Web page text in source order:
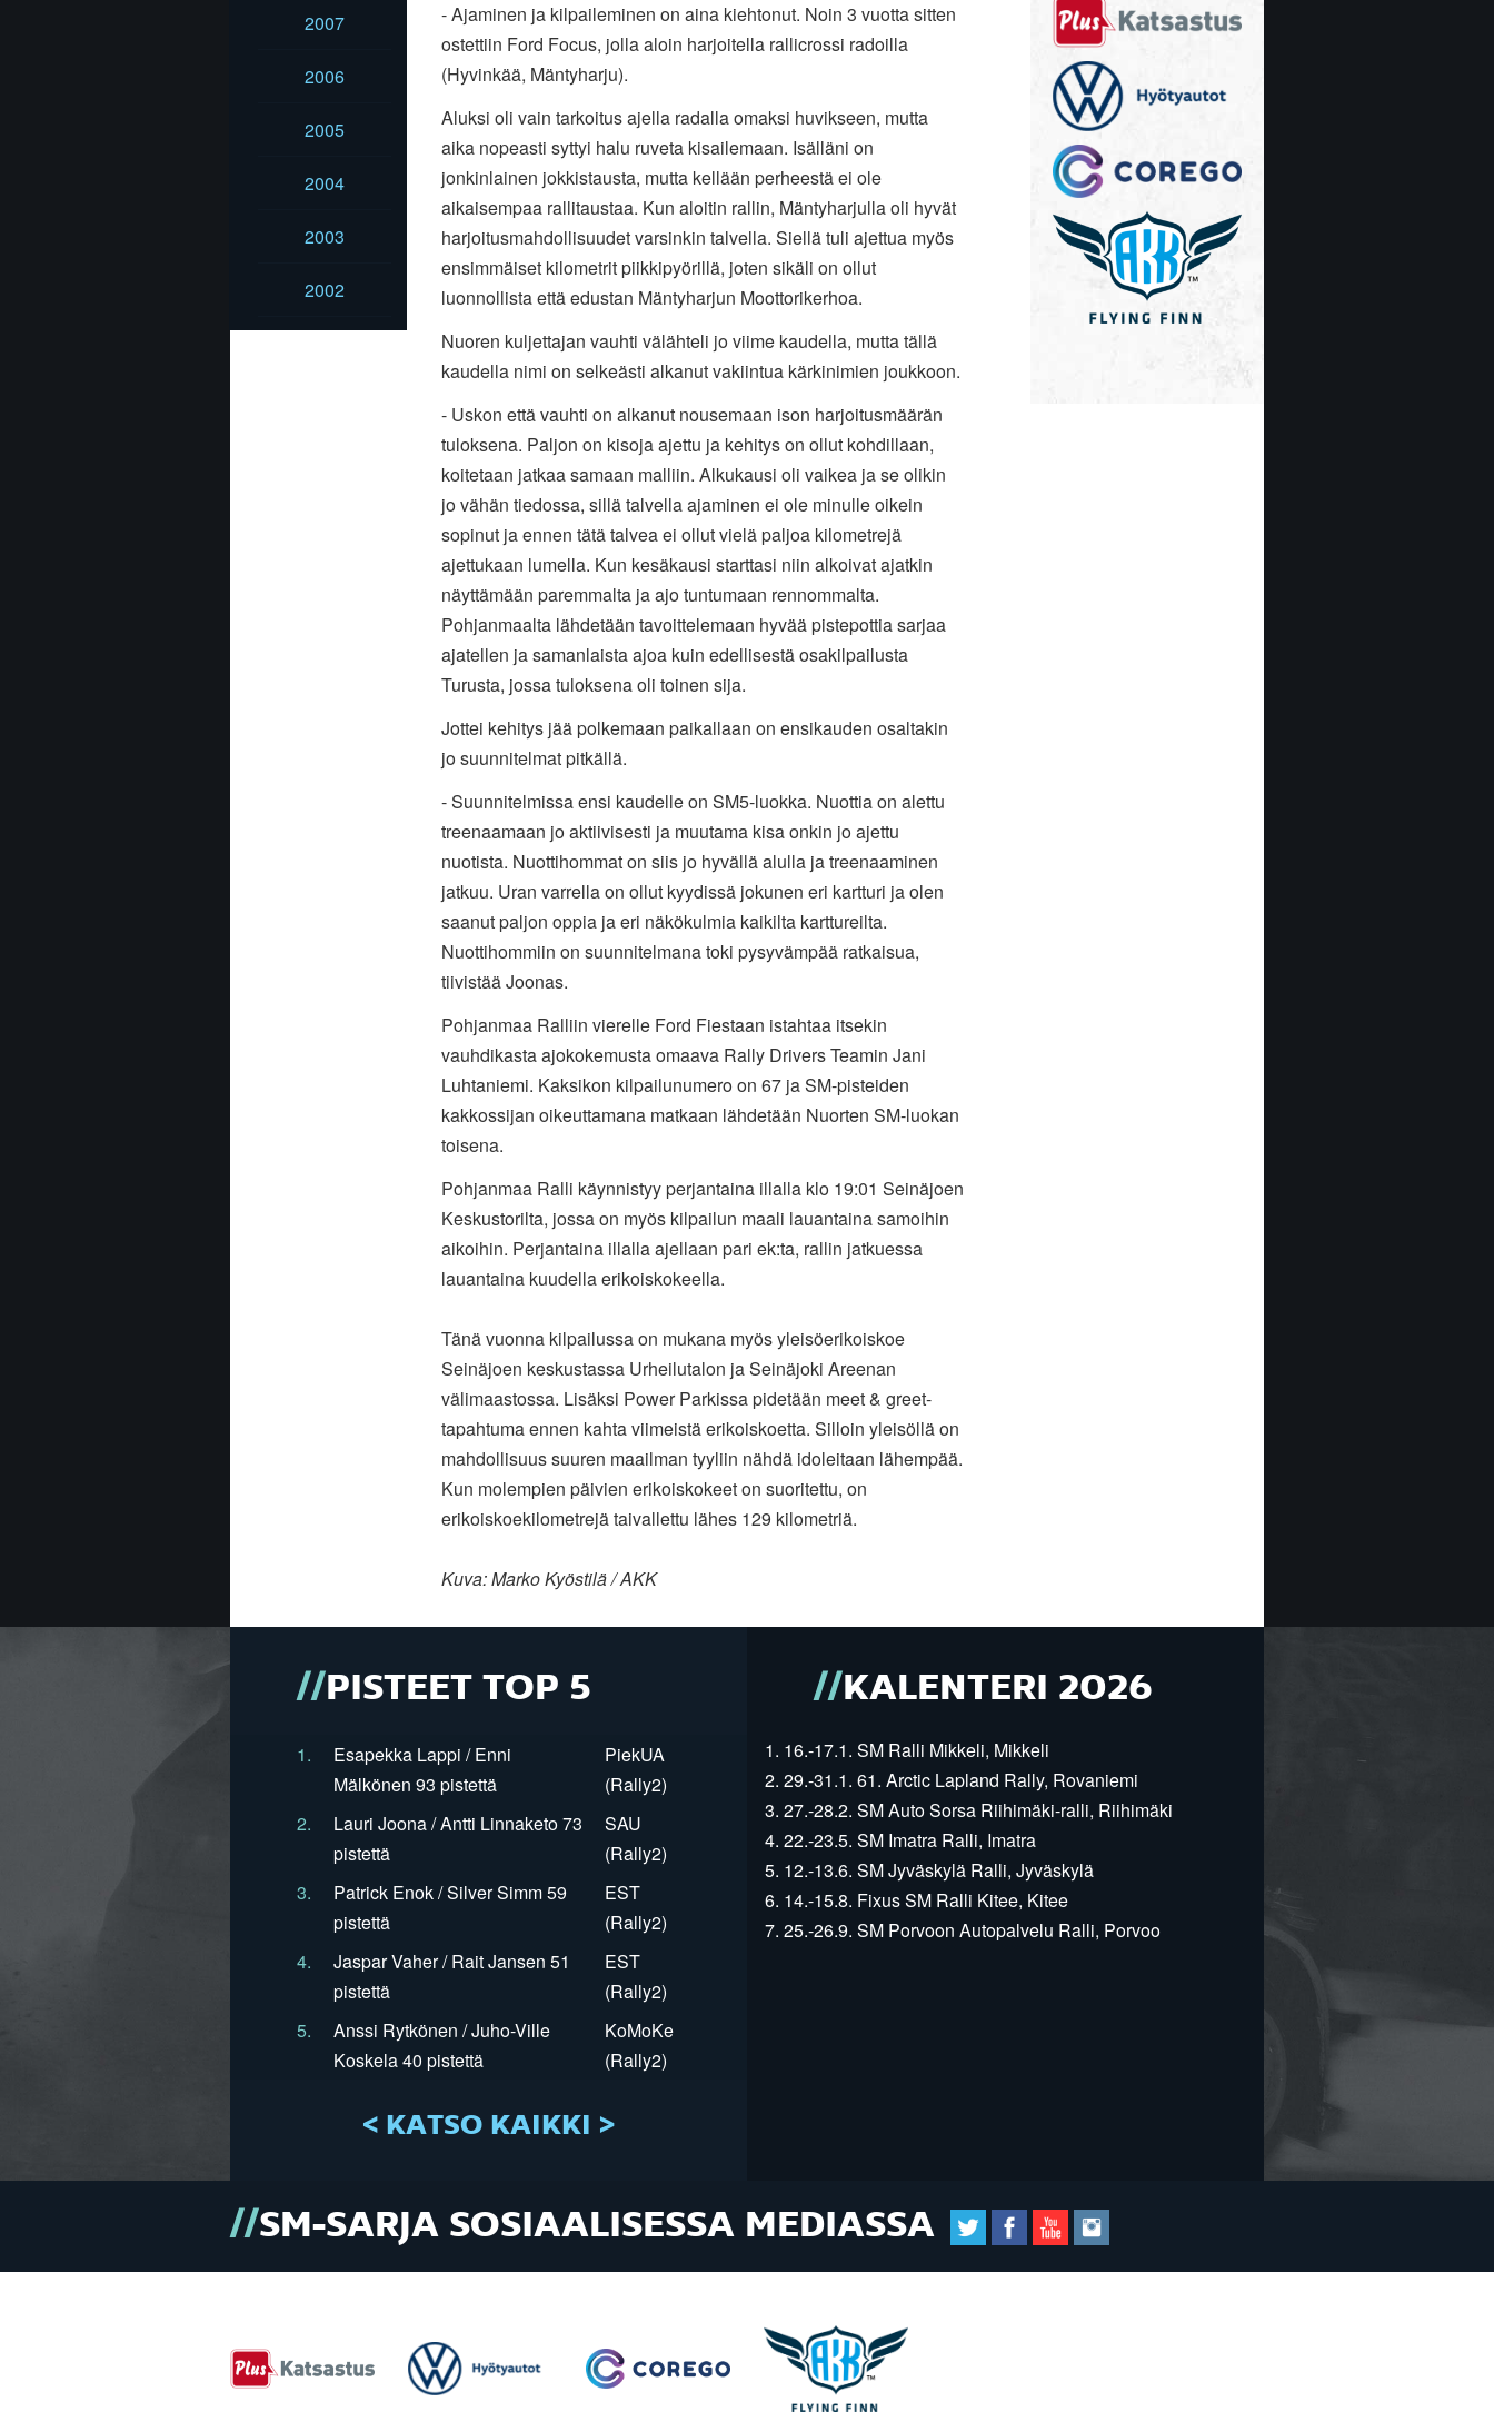
2007
2006
2005
2004
2003
2002
- Ajaminen ja kilpaileminen on aina kiehtonut. Noin 3 vuotta sitten
ostettiin Ford Focus, jolla aloin harjoitella rallicrossi radoilla
(Hyvinkää, Mäntyharju).
Aluksi oli vain tarkoitus ajella radalla omaksi huvikseen, mutta
aika nopeasti syttyi halu ruveta kisailemaan. Isälläni on
jonkinlainen jokkistausta, mutta kellään perheestä ei ole
aikaisempaa rallitaustaa. Kun aloitin rallin, Mäntyharjulla oli hyvät
harjoitusmahdollisuudet varsinkin talvella. Siellä tuli ajettua myös
ensimmäiset kilometrit piikkipyörillä, joten sikäli on ollut
luonnollista että edustan Mäntyharjun Moottorikerhoa.
Nuoren kuljettajan vauhti välähteli jo viime kaudella, mutta tällä
kaudella nimi on selkeästi alkanut vakiintua kärkinimien joukkoon.
- Uskon että vauhti on alkanut nousemaan ison harjoitusmäärän
tuloksena. Paljon on kisoja ajettu ja kehitys on ollut kohdillaan,
koitetaan jatkaa samaan malliin. Alkukausi oli vaikea ja se olikin
jo vähän tiedossa, sillä talvella ajaminen ei ole minulle oikein
sopinut ja ennen tätä talvea ei ollut vielä paljoa kilometrejä
ajettukaan lumella. Kun kesäkausi starttasi niin alkoivat ajatkin
näyttämään paremmalta ja ajo tuntumaan rennommalta.
Pohjanmaalta lähdetään tavoittelemaan hyvää pistepottia sarjaa
ajatellen ja samanlaista ajoa kuin edellisestä osakilpailusta
Turusta, jossa tuloksena oli toinen sija.
Jottei kehitys jää polkemaan paikallaan on ensikauden osaltakin
jo suunnitelmat pitkällä.
- Suunnitelmissa ensi kaudelle on SM5-luokka. Nuottia on alettu
treenaamaan jo aktiivisesti ja muutama kisa onkin jo ajettu
nuotista. Nuottihommat on siis jo hyvällä alulla ja treenaaminen
jatkuu. Uran varrella on ollut kyydissä jokunen eri kartturi ja olen
saanut paljon oppia ja eri näkökulmia kaikilta karttureilta.
Nuottihommiin on suunnitelmana toki pysyvämpää ratkaisua,
tiivistää Joonas.
Pohjanmaa Ralliin vierelle Ford Fiestaan istahtaa itsekin
vauhdikasta ajokokemusta omaava Rally Drivers Teamin Jani
Luhtaniemi. Kaksikon kilpailunumero on 67 ja SM-pisteiden
kakkossijan oikeuttamana matkaan lähdetään Nuorten SM-luokan
toisena.
Pohjanmaa Ralli käynnistyy perjantaina illalla klo 19:01 Seinäjoen
Keskustorilta, jossa on myös kilpailun maali lauantaina samoihin
aikoihin. Perjantaina illalla ajellaan pari ek:ta, rallin jatkuessa
lauantaina kuudella erikoiskokeella.
Tänä vuonna kilpailussa on mukana myös yleisöerikoiskoe
Seinäjoen keskustassa Urheilutalon ja Seinäjoki Areenan
välimaastossa. Lisäksi Power Parkissa pidetään meet & greet-
tapahtuma ennen kahta viimeistä erikoiskoetta. Silloin yleisöllä on
mahdollisuus suuren maailman tyyliin nähdä idoleitaan lähempää.
Kun molempien päivien erikoiskokeet on suoritettu, on
erikoiskoekilometrejä taivallettu lähes 129 kilometriä.
Kuva: Marko Kyöstilä / AKK
PISTEET TOP 5
1.
Esapekka Lappi / Enni
Mälkönen 93 pistettä
PiekUA
(Rally2)
2.
Lauri Joona / Antti Linnaketo 73
pistettä
SAU
(Rally2)
3.
Patrick Enok / Silver Simm 59
pistettä
EST
(Rally2)
4.
Jaspar Vaher / Rait Jansen 51
pistettä
EST
(Rally2)
5.
Anssi Rytkönen / Juho-Ville
Koskela 40 pistettä
KoMoKe
(Rally2)
< KATSO KAIKKI >
KALENTERI 2026
1. 16.-17.1. SM Ralli Mikkeli, Mikkeli
2. 29.-31.1. 61. Arctic Lapland Rally, Rovaniemi
3. 27.-28.2. SM Auto Sorsa Riihimäki-ralli, Riihimäki
4. 22.-23.5. SM Imatra Ralli, Imatra
5. 12.-13.6. SM Jyväskylä Ralli, Jyväskylä
6. 14.-15.8. Fixus SM Ralli Kitee, Kitee
7. 25.-26.9. SM Porvoon Autopalvelu Ralli, Porvoo
SM-SARJA SOSIAALISESSA MEDIASSA